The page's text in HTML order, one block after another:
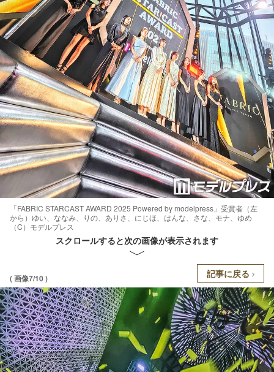
「FABRIC STARCAST AWARD 2025 Powered by modelpress」受賞者（左
から）ゆい、ななみ、りの、ありさ、にじほ、はんな、さな、モナ、ゆめ
（C）モデルプレス
スクロールすると次の画像が表示されます
( 画像7/10 ) 記事に戻る